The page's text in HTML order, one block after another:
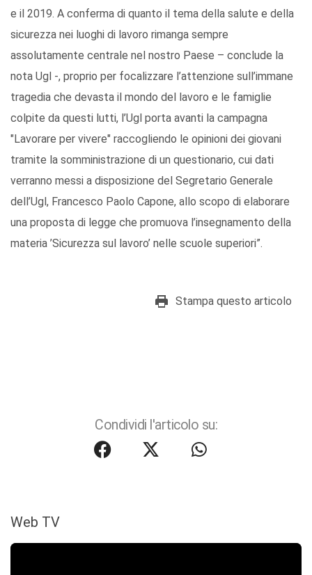
e il 2019. A conferma di quanto il tema della salute e della
sicurezza nei luoghi di lavoro rimanga sempre
assolutamente centrale nel nostro Paese – conclude la
nota Ugl -, proprio per focalizzare l’attenzione sull’immane
tragedia che devasta il mondo del lavoro e le famiglie
colpite da questi lutti, l’Ugl porta avanti la campagna
"Lavorare per vivere" raccogliendo le opinioni dei giovani
tramite la somministrazione di un questionario, cui dati
verranno messi a disposizione del Segretario Generale
dell’Ugl, Francesco Paolo Capone, allo scopo di elaborare
una proposta di legge che promuova l’insegnamento della
materia ’Sicurezza sul lavoro’ nelle scuole superiori”.
Stampa questo articolo
Condividi l'articolo su:
Web TV